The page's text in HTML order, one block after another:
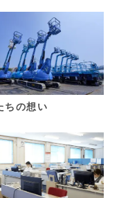
ちの想い